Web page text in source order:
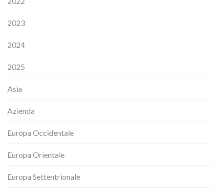
2023
2024
2025
Asia
Azienda
Europa Occidentale
Europa Orientale
Europa Settentrionale